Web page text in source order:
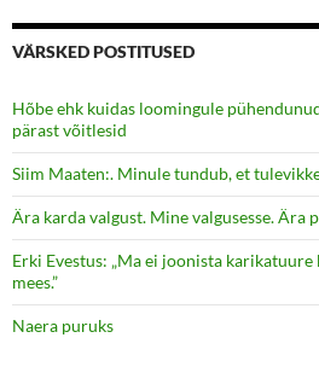
VÄRSKED POSTITUSED
Hõbe ehk kuidas loomingule
pärast võitlesid
Siim Maaten:. Minule tundub, et
Ära karda valgust. Mine valgusesse. Ära
Erki Evestus: „Ma ei joonista
mees.”
Naera puruks